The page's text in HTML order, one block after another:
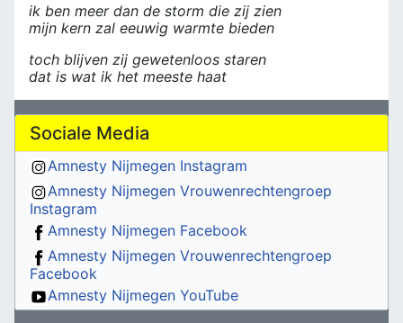
ik ben meer dan de storm die zij zien
mijn kern zal eeuwig warmte bieden
toch blijven zij gewetenloos staren
dat is wat ik het meeste haat
Sociale Media
Amnesty Nijmegen Instagram
Amnesty Nijmegen Vrouwenrechtengroep
Instagram
Amnesty Nijmegen Facebook
Amnesty Nijmegen Vrouwenrechtengroep
Facebook
Amnesty Nijmegen YouTube